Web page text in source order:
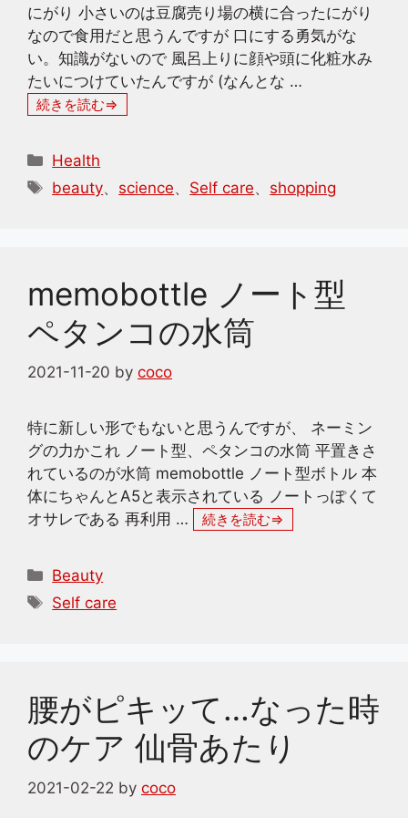
にがり 小さいのは豆腐売り場の横に合ったにがり
なので食用だと思うんですが 口にする勇気がな
い。知識がないので 風呂上りに顔や頭に化粧水み
たいにつけていたんですが (なんとな …
続きを読む
カ
テ
Health
タ
beauty、 science、 Self care、 shopping
memobottle ノート型
ペタンコの水筒
2021-11-20 by coco
特に新しい形でもないと思うんですが、 ネーミン
グの力かこれ ノート型、ペタンコの水筒 平置きさ
れているのが水筒 memobottle ノート型ボトル 本
体にちゃんとA5と表示されている ノートっぽくて
オサレである 再利用 …
続きを読む
カ
テ
Beauty
タ
Self care
腰がピキッて…なった時
のケア 仙骨あたり
2021-02-22 by coco